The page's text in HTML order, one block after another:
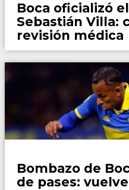
Boca oficializó
Sebastián Villa:
revisión médica
Bombazo de
de pases: